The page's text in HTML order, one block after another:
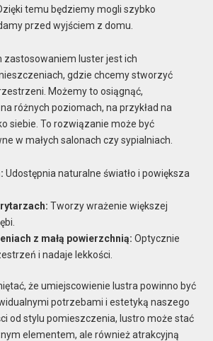
temu będziemy mogli szybko
przed wyjściem z domu.
zastosowaniem luster jest ich
gdzie chcemy stworzyć
Możemy to osiągnąć,
różnych poziomach, na przykład na
siebie. To rozwiązanie może być
w małych salonach czy sypialniach.
Udostępnia naturalne światło i powiększa
Tworzy wrażenie większej
z małą powierzchnią: Optycznie
i nadaje lekkości.
że umiejscowienie lustra powinno być
potrzebami i estetyką naszego
od stylu pomieszczenia, lustro może stać
elementem, ale również atrakcyjną